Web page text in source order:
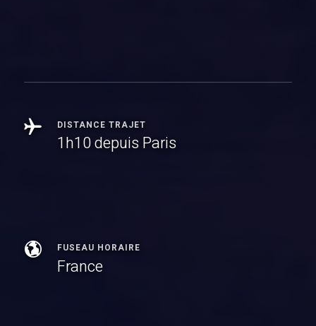
DISTANCE TRAJET
1h10 depuis Paris
FUSEAU HORAIRE
France